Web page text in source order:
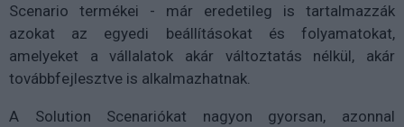
Scenario termékei - már eredetileg is tartalmazzák
azokat az egyedi beállításokat és folyamatokat,
amelyeket a vállalatok akár változtatás nélkül, akár
továbbfejlesztve is alkalmazhatnak.
A Solution Scenariókat nagyon gyorsan, azonnal